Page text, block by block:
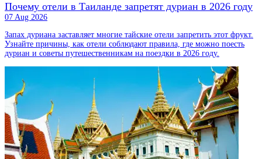
Почему отели в Таиланде запретят дуриан в 2026 году
07 Aug 2026
Запах дуриана заставляет многие тайские отели запретить этот фрукт.
Узнайте причины, как отели соблюдают правила, где можно поесть
дуриан и советы путешественникам на поездки в 2026 году.